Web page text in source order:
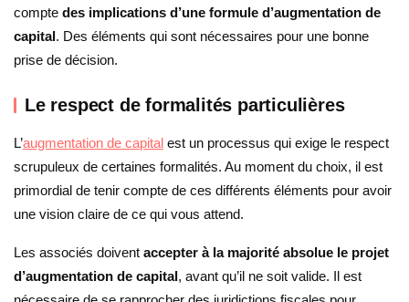
compte des implications d’une formule d’augmentation de
capital. Des éléments qui sont nécessaires pour une bonne
prise de décision.
Le respect de formalités particulières
L’augmentation de capital est un processus qui exige le respect
scrupuleux de certaines formalités. Au moment du choix, il est
primordial de tenir compte de ces différents éléments pour avoir
une vision claire de ce qui vous attend.
Les associés doivent accepter à la majorité absolue le projet
d’augmentation de capital, avant qu’il ne soit valide. Il est